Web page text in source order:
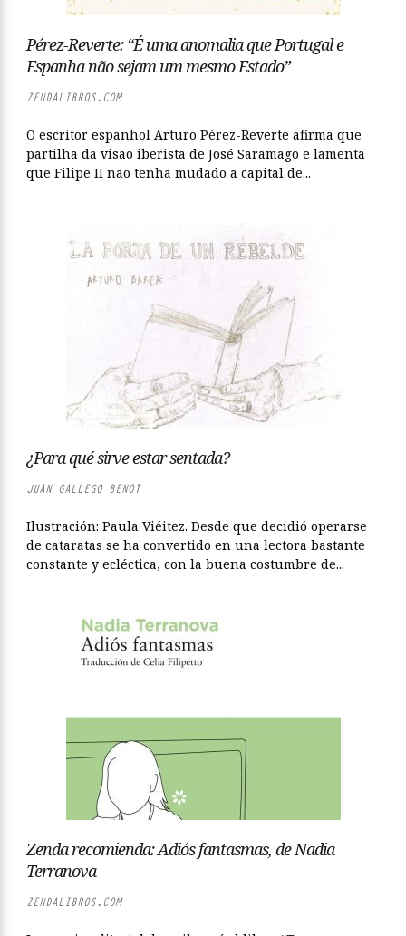
Pérez-Reverte: “É uma anomalia que Portugal e
Espanha não sejam um mesmo Estado”
ZENDALIBROS.COM
O escritor espanhol Arturo Pérez-Reverte afirma que
partilha da visão iberista de José Saramago e lamenta
que Filipe II não tenha mudado a capital de...
¿Para qué sirve estar sentada?
JUAN GALLEGO BENOT
Ilustración: Paula Viéitez. Desde que decidió operarse
de cataratas se ha convertido en una lectora bastante
constante y ecléctica, con la buena costumbre de...
Zenda recomienda: Adiós fantasmas, de Nadia
Terranova
ZENDALIBROS.COM